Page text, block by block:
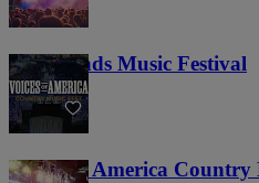
Lost Lands Music Festival
121
Voices of America Country